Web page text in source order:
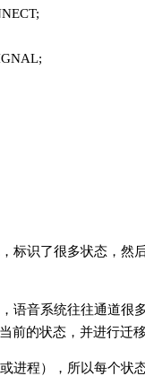
标识了很多状态，然
语音系统往往通道很
前的状态，并进行迁移
进程），所以每个状